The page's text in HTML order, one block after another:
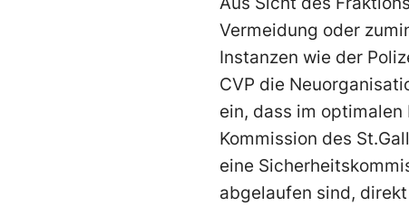
Vermeidung oder
Instanzen wie der
CVP die
ein, dass im
Kommission des
eine
abgelaufen sind,